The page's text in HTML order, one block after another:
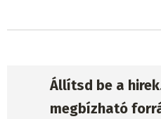
Állítsd be a
megbízható